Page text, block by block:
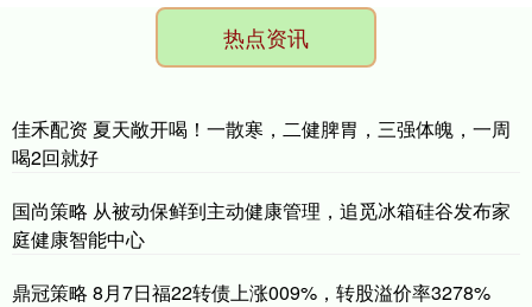
热点资讯
佳禾配资 夏天敞开喝！一散寒，二健脾胃，三强体魄，一周
喝2回就好
国尚策略 从被动保鲜到主动健康管理，追觅冰箱硅谷发布家
庭健康智能中心
鼎冠策略 8月7日福22转债上涨009%，转股溢价率3278%